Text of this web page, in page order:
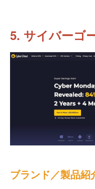
5. サイバーゴ
ブランド／製品紹